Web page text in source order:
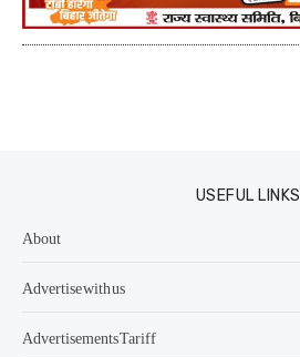
USEFUL LINKS
About
Advertise with us
Advertisements Tariff